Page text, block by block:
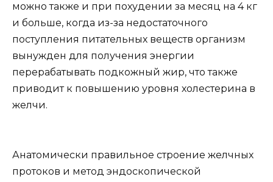
можно также и при похудении за месяц на 4 кг
и больше, когда из-за недостаточного
поступления питательных веществ организм
вынужден для получения энергии
перерабатывать подкожный жир, что также
приводит к повышению уровня холестерина в
желчи.
Анатомически правильное строение желчных
протоков и метод эндоскопической